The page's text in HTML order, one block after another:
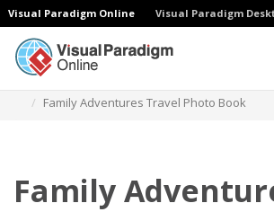
Visual Paradigm Online Visual Paradigm
Family Adventures Travel Photo Book
Family